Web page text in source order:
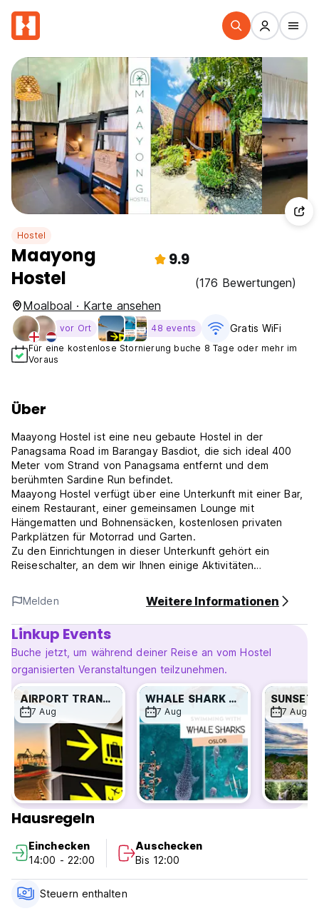
Hostel
Maayong
Hostel
9.9
(176 Bewertungen)
Moalboal · Karte ansehen
vor Ort 48 events Gratis WiFi
Für eine kostenlose Stornierung buche 8 Tage oder mehr im
Voraus
Über
Maayong Hostel ist eine neu gebaute Hostel in der
Panagsama Road im Barangay Basdiot, die sich ideal 400
Meter vom Strand von Panagsama entfernt und dem
berühmten Sardine Run befindet.
Maayong Hostel verfügt über eine Unterkunft mit einer Bar,
einem Restaurant, einer gemeinsamen Lounge mit
Hängematten und Bohnensäcken, kostenlosen privaten
Parkplätzen für Motorrad und Garten.
Zu den Einrichtungen in dieser Unterkunft gehört ein
Reiseschalter, an dem wir Ihnen einige Aktivitäten
Verfolgungswasserfälle, Schwimmen mit Walhaien oder eine
Wanderung nach Osme? Ein Gipfel sowie kostenloses WLAN
im Grunde.
Unsere einheimischen Fan -Bungalows haben einen privaten
Balkon und eine Hängematte mit Blick auf den Garten.
Unser Schlafsaal ist ein klimatisiertes Zimmer mit
gemeinsamem Bad, 2 heißer und kalter Dusche, 2 Toiletten
und privatem Schließfach für Ihre persönlichen
Gegenstände. (Auto-translated from original language)
Melden Weitere Informationen
Linkup Events
Buche jetzt, um während deiner Reise an vom Hostel
organisierten Veranstaltungen teilzunehmen.
AIRPORT TRANSFER TO MAAYONG HOSTEL
7 Aug
WHALE SHARK WATCHING
7 Aug 7 Aug
Hausregeln
Einchecken
14:00 - 22:00
Auschecken
Bis 12:00
Steuern enthalten